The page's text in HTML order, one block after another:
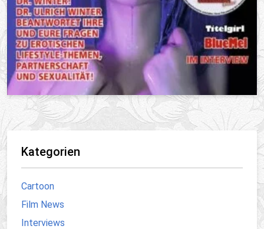
Kategorien
Cartoon
Film News
Interviews